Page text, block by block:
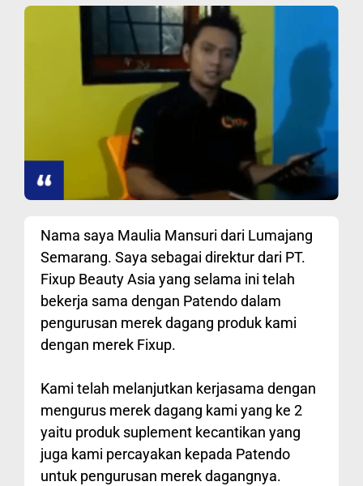
Nama saya Maulia Mansuri dari Lumajang
Semarang. Saya sebagai direktur dari PT.
Fixup Beauty Asia yang selama ini telah
bekerja sama dengan Patendo dalam
pengurusan merek dagang produk kami
dengan merek Fixup.
Kami telah melanjutkan kerjasama dengan
mengurus merek dagang kami yang ke 2
yaitu produk suplement kecantikan yang
juga kami percayakan kepada Patendo
untuk pengurusan merek dagangnya.